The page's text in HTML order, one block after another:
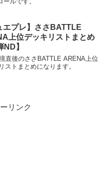
エプレ】ささBATTLE
上位デッキリストまとめ
ND】
直後のささBATTLE ARENA上位
ストまとめになります。
リンク